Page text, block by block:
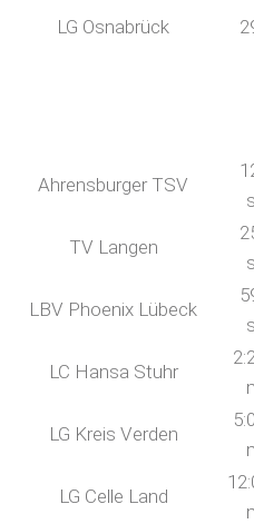
LG Osnabrück
Ahrensburger TSV
TV Langen
LBV Phoenix Lübeck
LC Hansa Stuhr
LG Kreis Verden
LG Celle Land